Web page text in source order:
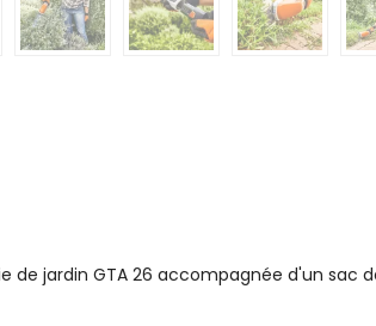
de jardin GTA 26 accompagnée d'un sac